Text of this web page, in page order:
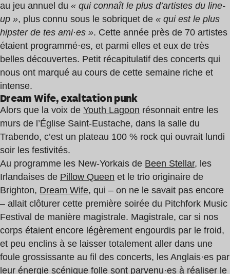
au jeu annuel du « qui connaît le plus d’artistes du line-
up », plus connu sous le sobriquet de « qui est le plus
hipster de tes ami·es ». Cette année près de 70 artistes
étaient programmé·es, et parmi elles et eux de très
belles découvertes. Petit récapitulatif des concerts qui
nous ont marqué au cours de cette semaine riche et
intense.
Dream Wife, exaltation punk
Alors que la voix de Youth Lagoon résonnait entre les
murs de l’Église Saint-Eustache, dans la salle du
Trabendo, c’est un plateau 100 % rock qui ouvrait lundi
soir les festivités.
Au programme les New-Yorkais de Been Stellar, les
Irlandaises de Pillow Queen et le trio originaire de
Brighton, Dream Wife, qui – on ne le savait pas encore
– allait clôturer cette première soirée du Pitchfork Music
Festival de manière magistrale. Magistrale, car si nos
corps étaient encore légèrement engourdis par le froid,
et peu enclins à se laisser totalement aller dans une
foule grossissante au fil des concerts, les Anglais·es par
leur énergie scénique folle sont parvenu·es à réaliser le